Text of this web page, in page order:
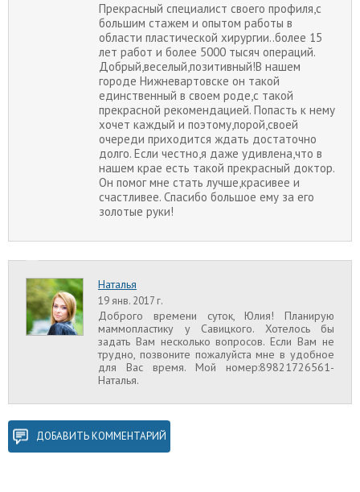
Прекрасный специалист своего профиля,с
большим стажем и опытом работы в
области пластической хирургии..более 15
лет работ и более 5000 тысяч операций.
Добрый,веселый,позитивный!В нашем
городе Нижневартовске он такой
единственный в своем роде,с такой
прекрасной рекомендацией. Попасть к нему
хочет каждый и поэтому,порой,своей
очереди приходится ждать достаточно
долго. Если честно,я даже удивлена,что в
нашем крае есть такой прекрасный доктор.
Он помог мне стать лучше,красивее и
счастливее. Спасибо большое ему за его
золотые руки!
Наталья
19 янв. 2017 г.
Доброго времени суток, Юлия! Планирую
маммопластику у Савицкого. Хотелось бы
задать Вам несколько вопросов. Если Вам не
трудно, позвоните пожалуйста мне в удобное
для Вас время. Мой номер:89821726561-
Наталья.
ДОБАВИТЬ КОММЕНТАРИЙ